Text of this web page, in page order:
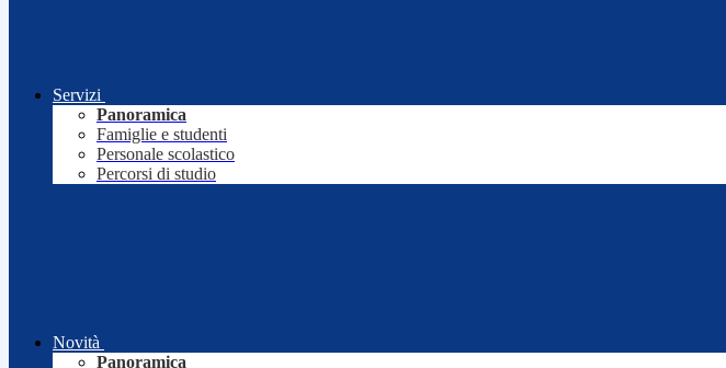
Servizi
Panoramica
Famiglie e studenti
Personale scolastico
Percorsi di studio
Novità
Panoramica